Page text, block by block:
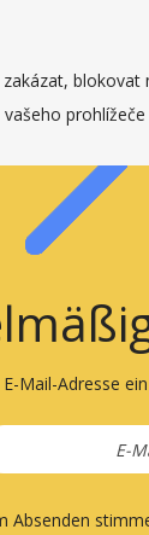
E-Mail-Adresse
Absenden